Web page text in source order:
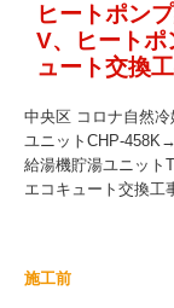
ヒートポン
V、ヒートポ
ュート交換
中央区 コロナ自然
ユニットCHP-
給湯機貯湯ユニット
エコキュート交換工
施工前